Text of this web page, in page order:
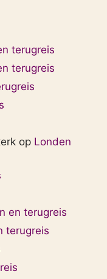
terugreis
terugreis
op Londen
en terugreis
terugreis